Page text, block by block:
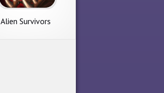
Alien Survivors